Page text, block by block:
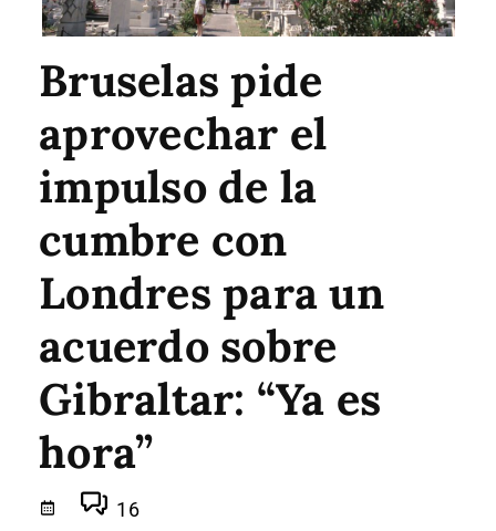
Bruselas pide
aprovechar el
impulso de la
cumbre con
Londres para un
acuerdo sobre
Gibraltar: “Ya es
hora”
16